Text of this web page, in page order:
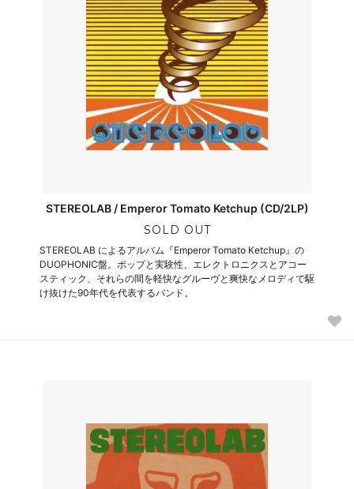
STEREOLAB / Emperor Tomato Ketchup (CD/2LP)
SOLD OUT
STEREOLAB によるアルバム『Emperor Tomato Ketchup』の
DUOPHONIC盤。ポップと実験性、エレクトロニクスとアコー
スティック、それらの間を軽快なグルーヴと爽快なメロディで駆
け抜けた90年代を代表するバンド。